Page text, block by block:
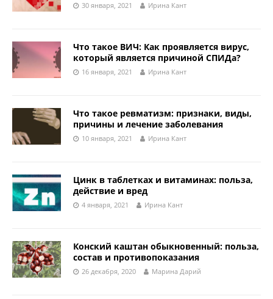
30 января, 2021 Ирина Кант
Что такое ВИЧ: Как проявляется вирус,
который является причиной СПИДа?
16 января, 2021 Ирина Кант
Что такое ревматизм: признаки, виды,
причины и лечение заболевания
10 января, 2021 Ирина Кант
Цинк в таблетках и витаминах: польза,
действие и вред
4 января, 2021 Ирина Кант
Конский каштан обыкновенный: польза,
состав и противопоказания
26 декабря, 2020 Марина Дарий